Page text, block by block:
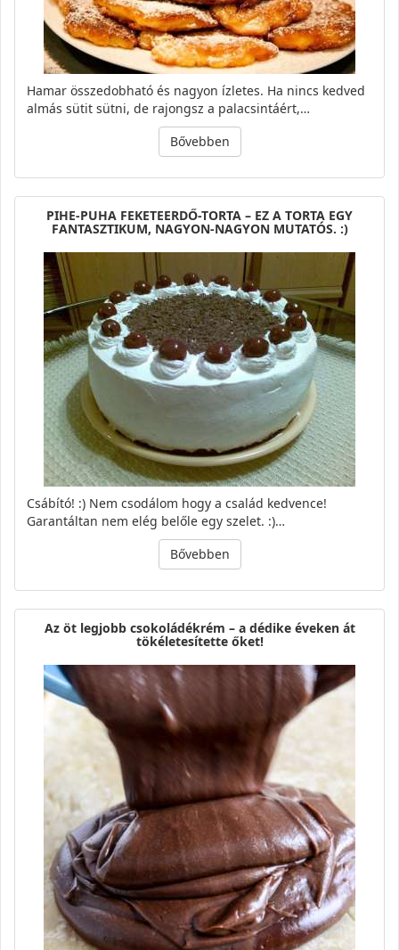
Hamar összedobható és nagyon ízletes. Ha nincs kedved
almás sütit sütni, de rajongsz a palacsintáért,…
Bővebben
PIHE-PUHA FEKETEERDŐ-TORTA – EZ A TORTA EGY
FANTASZTIKUM, NAGYON-NAGYON MUTATÓS. :)
Csábító! :) Nem csodálom hogy a család kedvence!
Garantáltan nem elég belőle egy szelet. :)…
Bővebben
Az öt legjobb csokoládékrém – a dédike éveken át
tökéletesítette őket!